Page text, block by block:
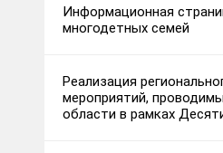
Информационная
многодетных семей
Реализация
мероприятий,
области в рамках